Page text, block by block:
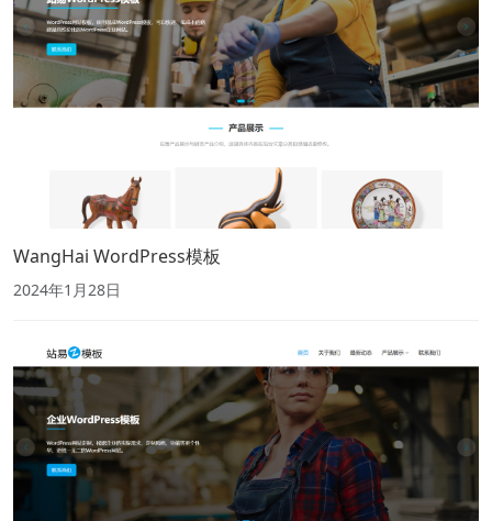
WangHai WordPress模板
2024年1月28日